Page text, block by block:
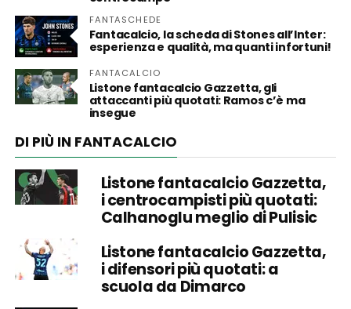
FANTASCHEDE
Fantacalcio, la scheda di Stones all’Inter:
esperienza e qualità, ma quanti infortuni!
FANTACALCIO
Listone fantacalcio Gazzetta, gli
attaccanti più quotati: Ramos c’è ma
insegue
DI PIÙ IN FANTACALCIO
Listone fantacalcio Gazzetta,
i centrocampisti più quotati:
Calhanoglu meglio di Pulisic
Listone fantacalcio Gazzetta,
i difensori più quotati: a
scuola da Dimarco